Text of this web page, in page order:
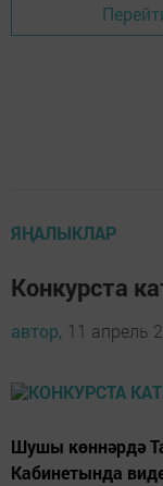
ЯҢАЛЫКЛАР
Конкурста
автор, 11 апрель
Шушы көннәрдә
Кабинетында